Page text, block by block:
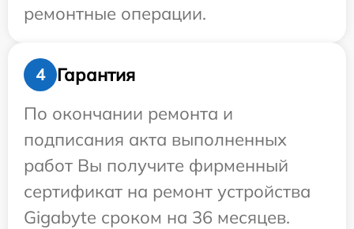
ремонтные операции.
4
Гарантия
По окончании ремонта и
подписания акта выполненных
работ Вы получите фирменный
сертификат на ремонт устройства
Gigabyte сроком на 36 месяцев.